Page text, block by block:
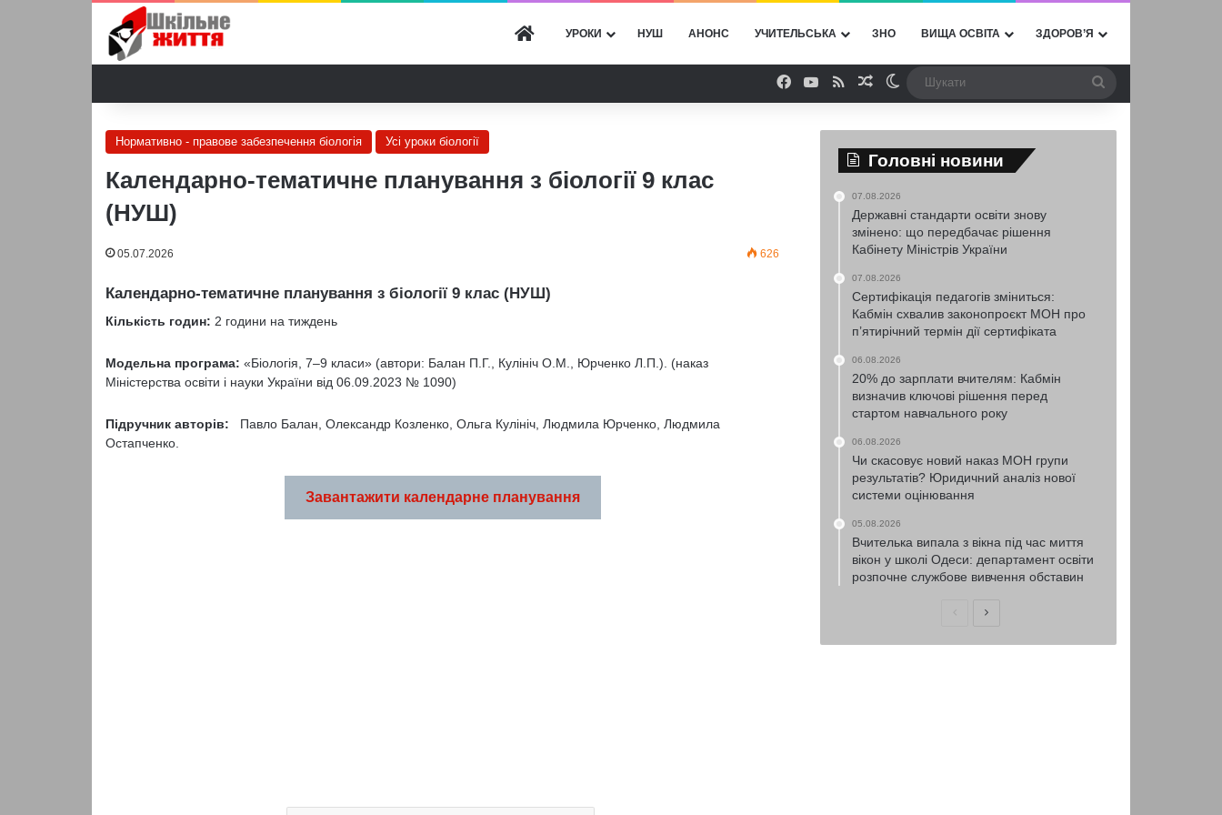
ГОЛОВНА
УРОКИ НУШ АНОНС УЧИТЕЛЬСЬКА ЗНО ВИЩА ОСВІТА ЗДОРОВ’Я
Facebook
YouTube
RSSВипадкова стаття
Switch skin
Нормативно - правове забезпечення біологія Усі уроки біології
Календарно-тематичне планування з біології 9 клас
(НУШ)
05.07.2026 626
Календарно-тематичне планування з біології 9 клас (НУШ)
Кількість годин: 2 години на тиждень
Модельна програма: «Біологія, 7–9 класи» (автори: Балан П.Г., Кулініч О.М., Юрченко Л.П.). (наказ
Міністерства освіти і науки України від 06.09.2023 № 1090)
Підручник авторів:
Павло Балан, Олександр Козленко, Ольга Кулініч, Людмила Юрченко, Людмила
Остапченко.
Завантажити календарне планування
Головні новини
07.08.2026
Державні стандарти освіти знову
змінено: що передбачає рішення
Кабінету Міністрів України
07.08.2026
Сертифікація педагогів зміниться:
Кабмін схвалив законопроєкт МОН про
п’ятирічний термін дії сертифіката
06.08.2026
20% до зарплати вчителям: Кабмін
визначив ключові рішення перед
стартом навчального року
06.08.2026
Чи скасовує новий наказ МОН групи
результатів? Юридичний аналіз нової
системи оцінювання
05.08.2026
Вчителька випала з вікна під час миття
вікон у школі Одеси: департамент освіти
розпочне службове вивчення обставин
ПопередняНаступна